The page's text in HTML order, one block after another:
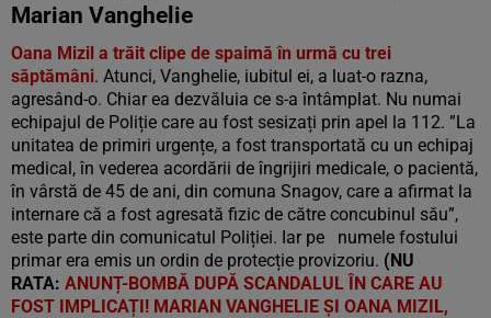
Marian Vanghelie
Oana Mizil a trăit clipe de spaimă în urmă cu trei
săptămâni. Atunci, Vanghelie, iubitul ei, a luat-o razna,
agresând-o. Chiar ea dezvăluia ce s-a întâmplat. Nu numai
echipajul de Poliție care au fost sesizați prin apel la 112. ”La
unitatea de primiri urgențe, a fost transportată cu un echipaj
medical, în vederea acordării de îngrijiri medicale, o pacientă,
în vârstă de 45 de ani, din comuna Snagov, care a afirmat la
internare că a fost agresată fizic de către concubinul său”,
este parte din comunicatul Poliției. Iar pe numele fostului
primar era emis un ordin de protecție provizoriu. (NU
RATA: ANUNȚ-BOMBĂ DUPĂ SCANDALUL ÎN CARE AU
FOST IMPLICAȚI! MARIAN VANGHELIE ȘI OANA MIZIL,